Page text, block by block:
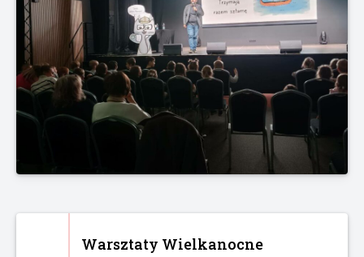
Warsztaty Wielkanocne